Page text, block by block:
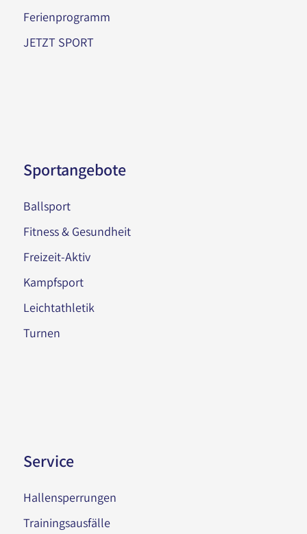
Ferienprogramm
JETZT SPORT
Sportangebote
Ballsport
Fitness & Gesundheit
Freizeit-Aktiv
Kampfsport
Leichtathletik
Turnen
Service
Hallensperrungen
Trainingsausfälle